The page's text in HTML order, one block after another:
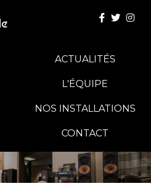
ACTUALITÉS
L'ÉQUIPE
NOS INSTALLATIONS
CONTACT